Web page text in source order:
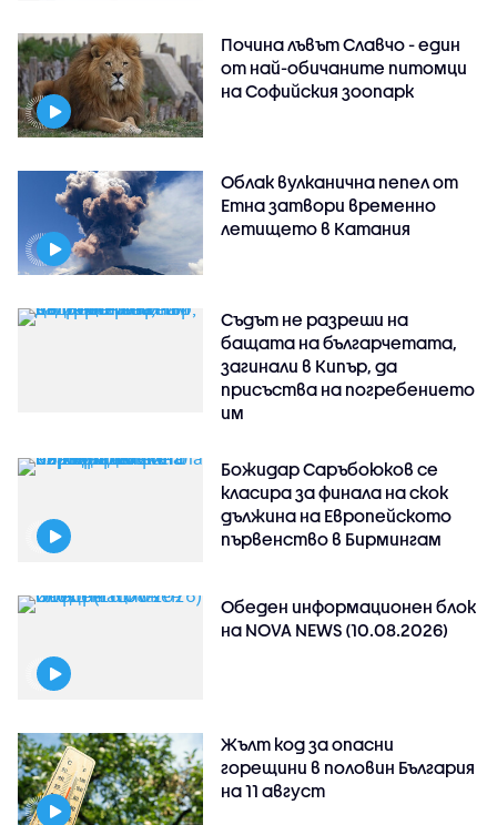
Почина лъвът Славчо - един
от най-обичаните питомци
на Софийския зоопарк
Облак вулканична пепел от
Етна затвори временно
летището в Катания
Съдът не разреши на
бащата на българчетата,
загинали в Кипър, да
присъства на погребението
им
Божидар Саръбоюков се
класира за финала на скок
дължина на Европейското
първенство в Бирмингам
Обеден информационен блок
на NOVA NEWS (10.08.2026)
Жълт код за опасни
горещини в половин България
на 11 август